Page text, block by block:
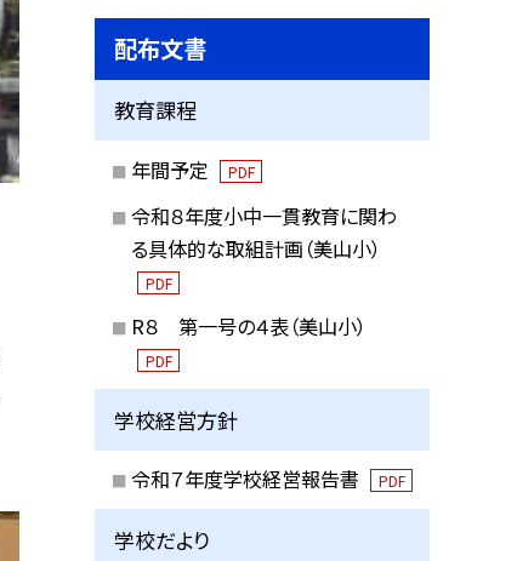
配布文書
教育課程
年間予定 PDF
令和８年度小中一貫教育に関わ
る具体的な取組計画（美山小）
PDF
R８ 第一号の４表（美山小）
PDF
学校経営方針
令和７年度学校経営報告書 PDF
学校だより